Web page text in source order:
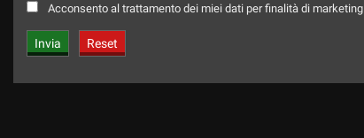
Acconsento al trattamento dei miei dati per finalità di marketing